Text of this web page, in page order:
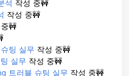
석 작성 중🚧
작성 중🚧
🚧
팅 실무 작성 중🚧
실무 작성 중🚧
트러블 슈팅 실무 작성 중🚧